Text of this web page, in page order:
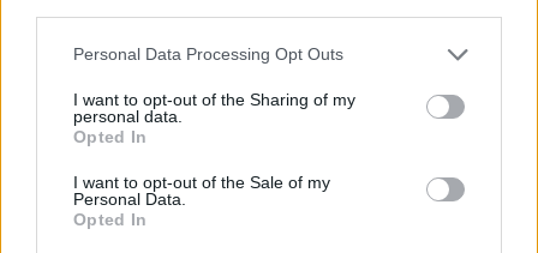
negar su consentimiento. Tenga en cuenta que algún
de su consentimiento, pero usted tiene el derecho de
rechazar tal procesamiento. Sus preferencias se aplicarán
cualquier momento entrando de nuevo en este sitio web o
visitando nuestra política de privacidad.
Personal Data Processing Opt Outs
I want to opt-out of the Sharing of my
personal data.
Opted In
I want to opt-out of the Sale of my
Personal Data.
Opted In